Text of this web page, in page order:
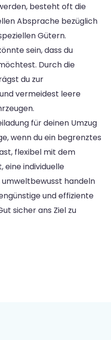
besteht oft die
Absprache bezüglich
Gütern.
sein, dass du
Durch die
du zur
vermeidest leere
für deinen Umzug
wenn du ein begrenztes
flexibel mit dem
eine individuelle
handeln
und effiziente
sicher ans Ziel zu